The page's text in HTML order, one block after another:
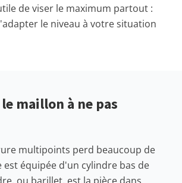
de viser le maximum partout :
le niveau à votre situation
maillon à ne pas
multipoints perd beaucoup de
est équipée d'un cylindre bas de
ou barillet, est la pièce dans